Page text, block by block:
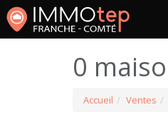
0
Accueil Ventes